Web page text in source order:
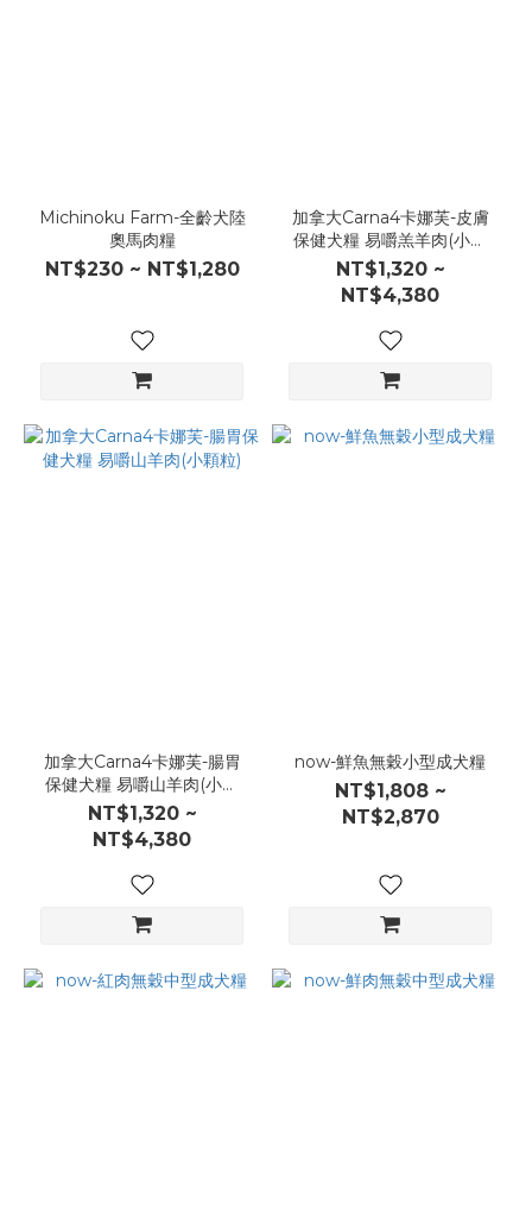
Michinoku Farm-全齡犬陸
奧馬肉糧
NT$230 ~ NT$1,280
加拿大Carna4卡娜芙-皮膚
保健犬糧 易嚼羔羊肉(小顆
粒)
NT$1,320 ~
NT$4,380
加拿大Carna4卡娜芙-腸胃
保健犬糧 易嚼山羊肉(小顆
粒)
NT$1,320 ~
NT$4,380
now-鮮魚無穀小型成犬糧
NT$1,808 ~
NT$2,870